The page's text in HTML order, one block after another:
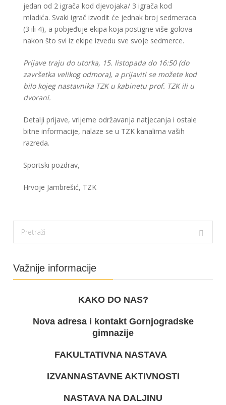
jedan od 2 igrača kod djevojaka/ 3 igrača kod
mladića. Svaki igrač izvodit će jednak broj sedmeraca
(3 ili 4), a pobjeđuje ekipa koja postigne više golova
nakon što svi iz ekipe izvedu sve svoje sedmerce.
Prijave traju do utorka, 15. listopada do 16:50 (do
završetka velikog odmora), a prijaviti se možete kod
bilo kojeg nastavnika TZK u kabinetu prof. TZK ili u
dvorani.
Detalji prijave, vrijeme održavanja natjecanja i ostale
bitne informacije, nalaze se u TZK kanalima vaših
razreda.
Sportski pozdrav,
Hrvoje Jambrešić, TZK
Važnije informacije
KAKO DO NAS?
Nova adresa i kontakt Gornjogradske
gimnazije
FAKULTATIVNA NASTAVA
IZVANNASTAVNE AKTIVNOSTI
NASTAVA NA DALJINU